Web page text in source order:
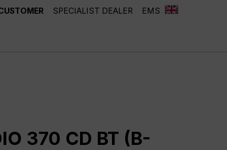
SPECIALIST DEALER EMS
370 CD BT (B-